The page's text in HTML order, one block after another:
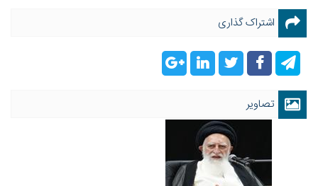
اشتراک گذاری
تصاویر